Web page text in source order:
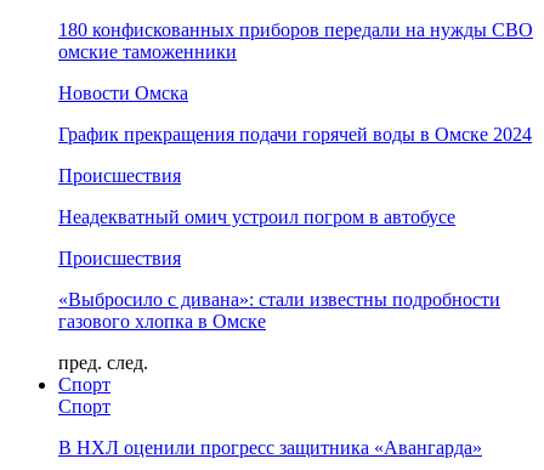
180 конфискованных приборов передали на нужды СВО
омские таможенники
Новости Омска
График прекращения подачи горячей воды в Омске 2024
Происшествия
Неадекватный омич устроил погром в автобусе
Происшествия
«Выбросило с дивана»: стали известны подробности
газового хлопка в Омске
пред. след.
Спорт
Спорт
В НХЛ оценили прогресс защитника «Авангарда»